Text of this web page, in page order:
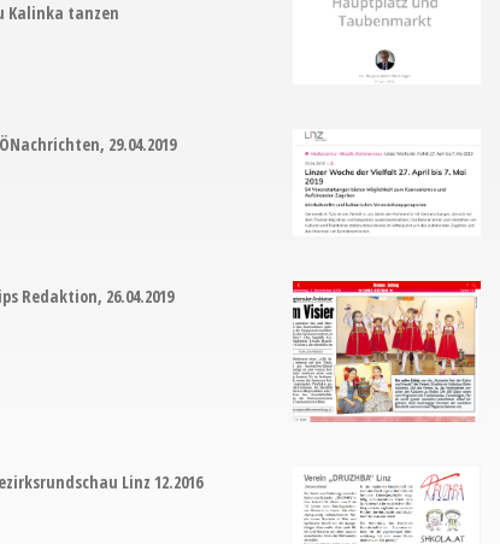
Kalinka tanzen
29.04.2019
Redaktion, 26.04.2019
Linz 12.2016